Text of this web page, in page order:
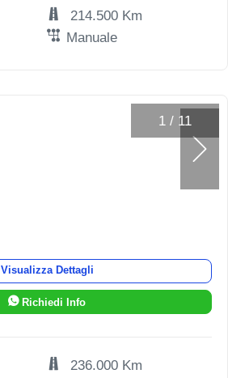
214.500 Km
Manuale
1 / 11
Visualizza Dettagli
Richiedi Info
236.000 Km